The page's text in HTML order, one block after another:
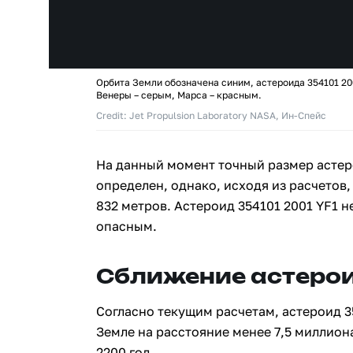
Орбита Земли обозначена синим, астероида 354101
Венеры – серым, Марса – красным.
Credit: Jet Propulsion Laboratory NASA, Ин-Спейс
На данный момент точный размер
определен, однако, исходя из
832 метров. Астероид 354101 2001 YF1
опасным.
Сближение
Согласно текущим расчетам, астероид
Земле на расстояние менее 7,5